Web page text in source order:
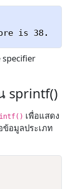
specifier
sprintf()
เพื่อแสดง
ข้อมูลประเภท